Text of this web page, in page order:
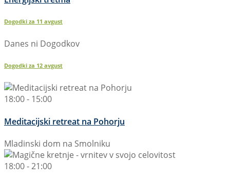
Dogodki za 11 avgust
Danes ni Dogodkov
Dogodki za 12 avgust
18:00 - 15:00
Meditacijski retreat na Pohorju
Mladinski dom na Smolniku
18:00 - 21:00